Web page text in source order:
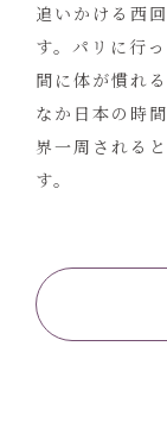
追いかける西
す。パリに行
間に体が慣れ
なか日本の時
界一周される
す。